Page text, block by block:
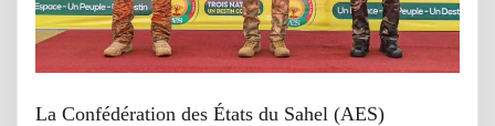
La Confédération des États du Sahel (AES)